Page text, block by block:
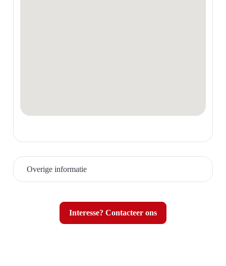
Overige informatie
Interesse? Contacteer ons